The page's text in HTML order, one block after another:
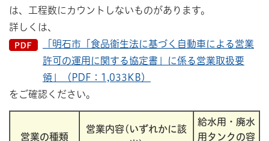
は、工程数にカウントしないものがあります。
詳しくは、
「明石市「食品衛生法に基づく自動車による営業
許可の運用に関する協定書」に係る営業取扱要
領」（PDF：1,033KB）
をご確認ください。
営業の種類
営業内容(いずれかに該
給水用・廃水
用タンクの容